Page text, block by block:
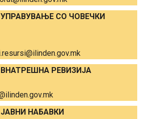
СО ЧОВЕЧКИ
РЕВИЗИЈА
НАБАВКИ